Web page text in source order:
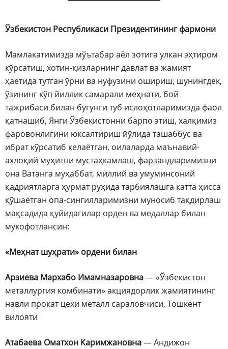
Ўзбекистон Республикаси Президентининг фармони
Мамлакатимизда мўътабар аёл зотига улкан эҳтиром
кўрсатиш, хотин-қизларнинг давлат ва жамият
ҳаётида тутган ўрни ва нуфузини ошириш, шунингдек,
ўзининг кўп йиллик самарали меҳнати, бой
тажрибаси билан бугунги туб ислоҳотларимизда фаол
қатнашиб, Янги Ўзбекистонни барпо этиш, халқимиз
фаровонлигини юксалтириш йўлида ташаббус ва
ибрат кўрсатиб келаётган, оилаларда маънавий-
ахлоқий муҳитни мустаҳкамлаш, фарзандларимизни
она Ватанга муҳаббат, миллий ва умуминсоний
қадриятларга ҳурмат руҳида тарбиялашга катта ҳисса
қўшаётган опа-сингилларимизни муносиб тақдирлаш
мақсадида қуйидагилар орден ва медаллар билан
мукофотлансин:
«Меҳнат шуҳрати» ордени билан
Арзиева Мархабо Имамназаровна— «Ўзбекистон
металлургия комбинати» акциядорлик жамиятининг
навли прокат цехи металл сараловчиси, Тошкент
вилояти
Атабаева Оматхон Каримжановна— Андижон